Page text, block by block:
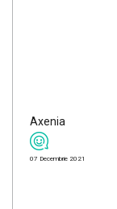
Axenia
07 Decembrie 2021